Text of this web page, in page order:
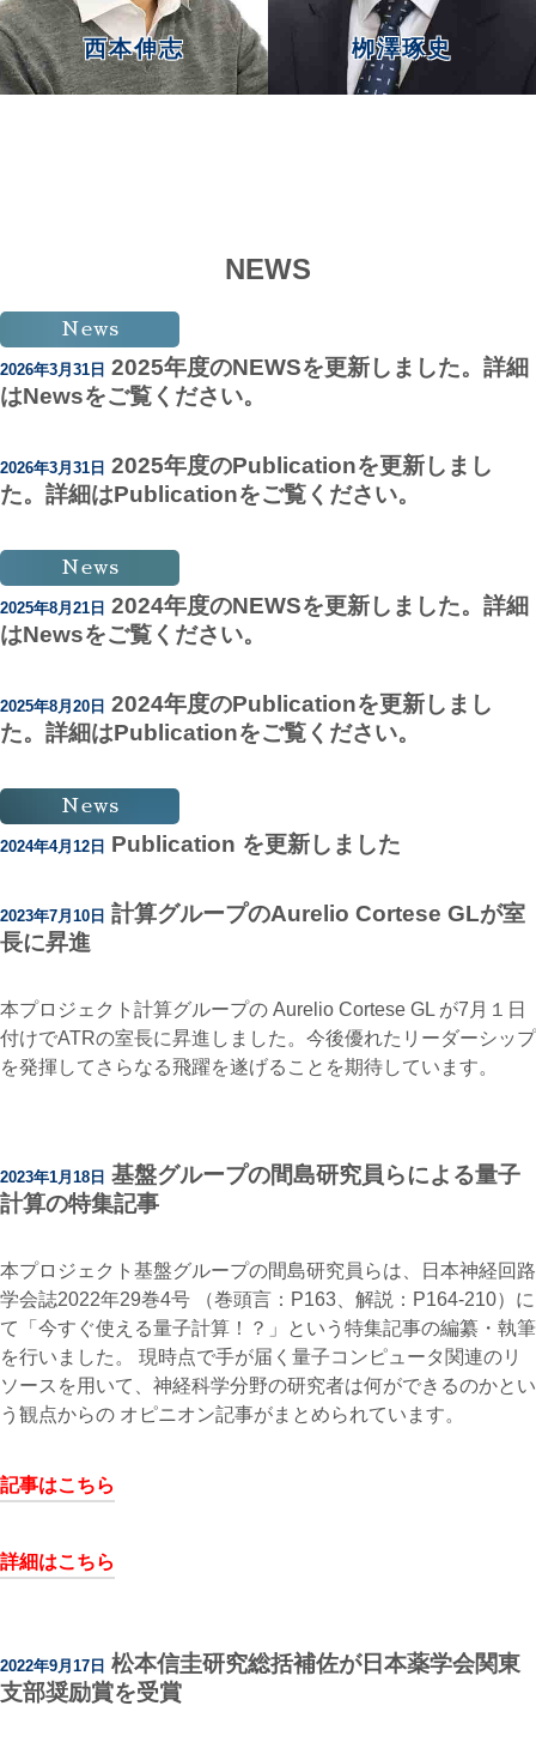
西本伸志 栁澤琢史
NEWS
News
2026年3月31日 2025年度のNEWSを更新しました。詳細
はNewsをご覧ください。
2026年3月31日 2025年度のPublicationを更新しまし
た。詳細はPublicationをご覧ください。
News
2025年8月21日 2024年度のNEWSを更新しました。詳細
はNewsをご覧ください。
2025年8月20日 2024年度のPublicationを更新しまし
た。詳細はPublicationをご覧ください。
News
2024年4月12日 Publication を更新しました
2023年7月10日 計算グループのAurelio Cortese GLが室
長に昇進
本プロジェクト計算グループの Aurelio Cortese GL が7月１日
付けでATRの室長に昇進しました。今後優れたリーダーシップ
を発揮してさらなる飛躍を遂げることを期待しています。
2023年1月18日 基盤グループの間島研究員らによる量子
計算の特集記事
本プロジェクト基盤グループの間島研究員らは、日本神経回路
学会誌2022年29巻4号 （巻頭言：P163、解説：P164-210）に
て「今すぐ使える量子計算！？」という特集記事の編纂・執筆
を行いました。 現時点で手が届く量子コンピュータ関連のリ
ソースを用いて、神経科学分野の研究者は何ができるのかとい
う観点からの オピニオン記事がまとめられています。
記事はこちら
詳細はこちら
2022年9月17日 松本信圭研究総括補佐が日本薬学会関東
支部奨励賞を受賞